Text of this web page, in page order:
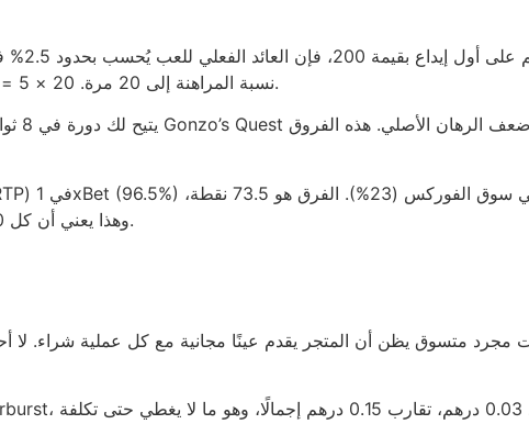
نسبة المراهنة إلى 20 مرة. 20 × 5 = 100، وهذا هو الحد الأدنى للمتطلبات التي ستقيدك أكثر من أي نظام رياضي.
وهذا يعني أن كل 100 درهم تُستثمر في كازينو سيُخسر تقريبًا 73.5 درهم قبل أي فرصة للربح.